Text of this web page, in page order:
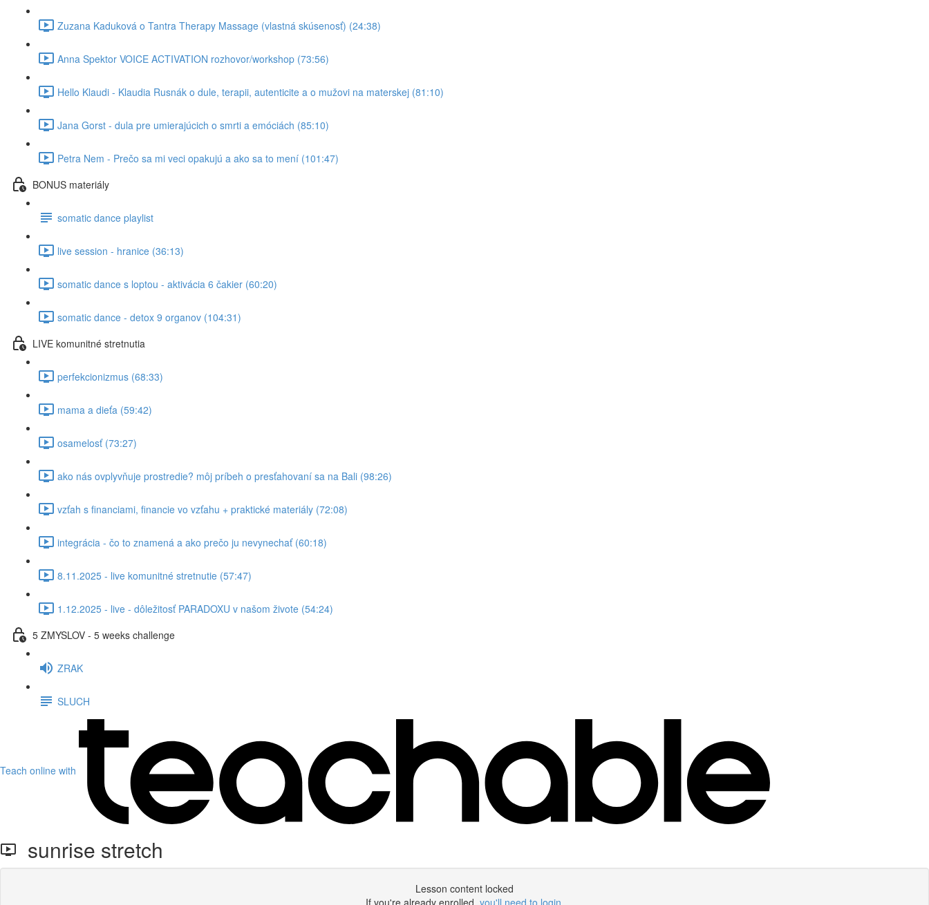
Zuzana Kaduková o Tantra Therapy Massage (vlastná skúsenosť) (24:38)
Anna Spektor VOICE ACTIVATION rozhovor/workshop (73:56)
Hello Klaudi - Klaudia Rusnák o dule, terapii, autenticite a o mužovi na materskej (81:10)
Jana Gorst - dula pre umierajúcich o smrti a emóciách (85:10)
Petra Nem - Prečo sa mi veci opakujú a ako sa to mení (101:47)
BONUS materiály
somatic dance playlist
live session - hranice (36:13)
somatic dance s loptou - aktivácia 6 čakier (60:20)
somatic dance - detox 9 organov (104:31)
LIVE komunitné stretnutia
perfekcionizmus (68:33)
mama a dieťa (59:42)
osamelosť (73:27)
ako nás ovplyvňuje prostredie? môj príbeh o presťahovaní sa na Bali (98:26)
vzťah s financiami, financie vo vzťahu + praktické materiály (72:08)
integrácia - čo to znamená a ako prečo ju nevynechať (60:18)
8.11.2025 - live komunitné stretnutie (57:47)
1.12.2025 - live - dôležitosť PARADOXU v našom živote (54:24)
5 ZMYSLOV - 5 weeks challenge
ZRAK
SLUCH
Teach online with
sunrise stretch
Lesson content locked
If you're already enrolled, you'll need to login